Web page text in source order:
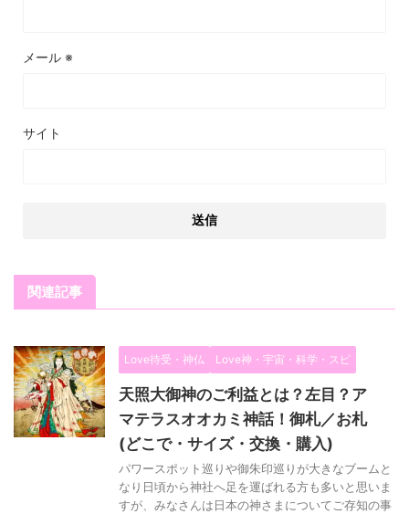
メール ※
サイト
関連記事
Love待受・神仏 Love神・宇宙・科学・スピ
天照大御神のご利益とは？左目？ア
マテラスオオカミ神話！御札／お札
(どこで・サイズ・交換・購入)
パワースポット巡りや御朱印巡りが大きなブームと
なり日頃から神社へ足を運ばれる方も多いと思いま
すが、みなさんは日本の神さまについてご存知の事